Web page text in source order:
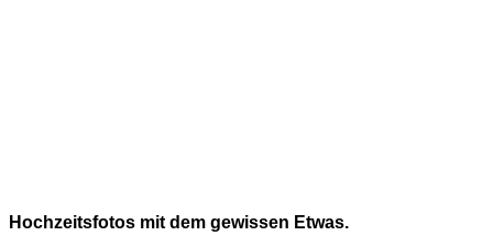
Hochzeitsfotos mit dem gewissen Etwas.